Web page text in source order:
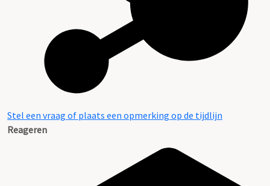
Stel een vraag of plaats een opmerking op de tijdlijn
Reageren